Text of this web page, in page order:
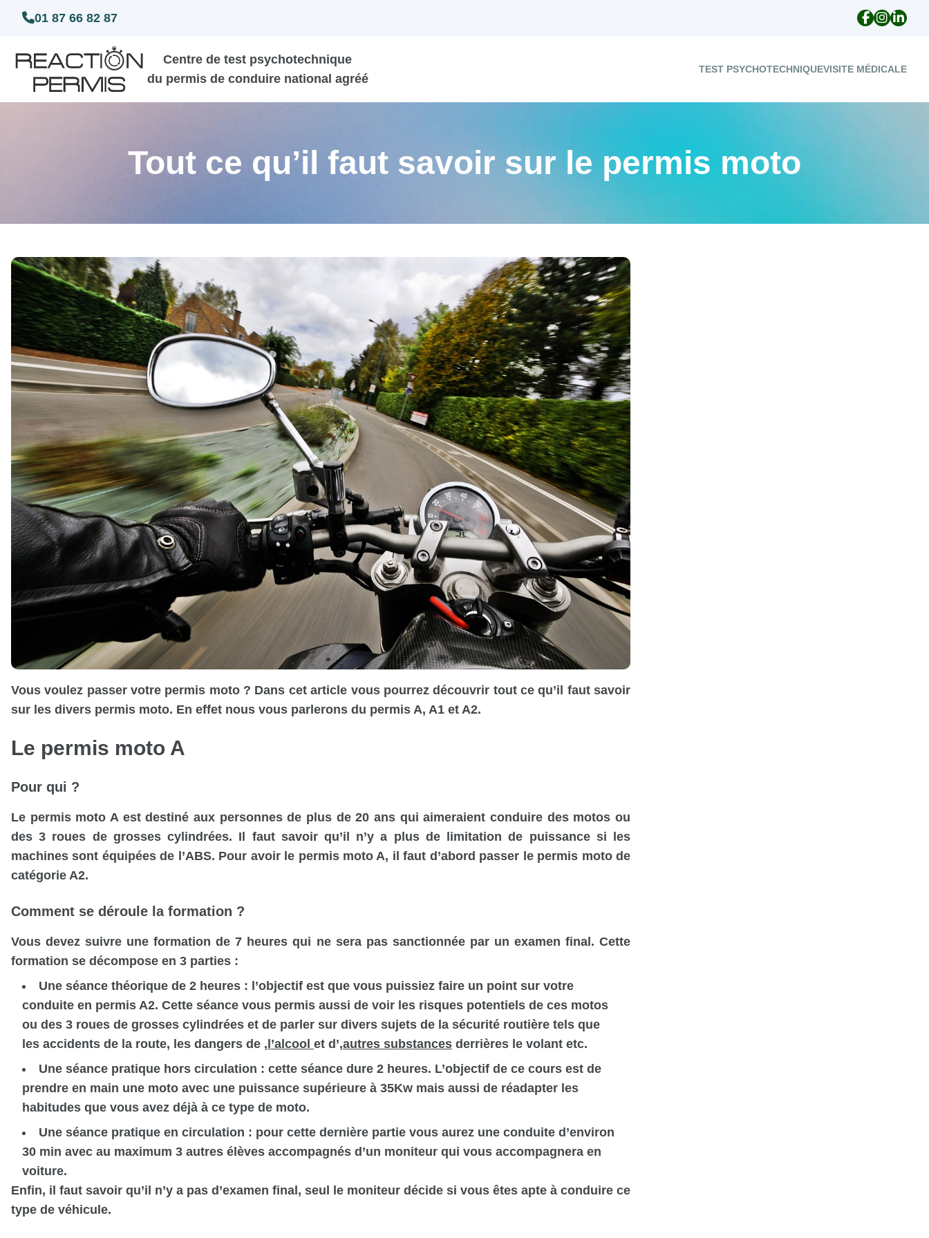
01 87 66 82 87
Centre de test psychotechnique
du permis de conduire national agréé
TEST PSYCHOTECHNIQUEVISITE MÉDICALE
Tout ce qu’il faut savoir sur le permis moto
Vous voulez passer votre permis moto ? Dans cet article vous pourrez découvrir tout ce qu’il faut savoir
sur les divers permis moto. En effet nous vous parlerons du permis A, A1 et A2.
Le permis moto A
Pour qui ?
Le permis moto A est destiné aux personnes de plus de 20 ans qui aimeraient conduire des motos ou
des 3 roues de grosses cylindrées. Il faut savoir qu’il n’y a plus de limitation de puissance si les
machines sont équipées de l’ABS. Pour avoir le permis moto A, il faut d’abord passer le permis moto de
catégorie A2.
Comment se déroule la formation ?
Vous devez suivre une formation de 7 heures qui ne sera pas sanctionnée par un examen final. Cette
formation se décompose en 3 parties :
Une séance théorique de 2 heures : l’objectif est que vous puissiez faire un point sur votre
conduite en permis A2. Cette séance vous permis aussi de voir les risques potentiels de ces motos
ou des 3 roues de grosses cylindrées et de parler sur divers sujets de la sécurité routière tels que
les accidents de la route, les dangers de , l’alcool et d’,autres substances derrières le volant etc.
Une séance pratique hors circulation : cette séance dure 2 heures. L’objectif de ce cours est de
prendre en main une moto avec une puissance supérieure à 35Kw mais aussi de réadapter les
habitudes que vous avez déjà à ce type de moto.
Une séance pratique en circulation : pour cette dernière partie vous aurez une conduite d’environ
30 min avec au maximum 3 autres élèves accompagnés d’un moniteur qui vous accompagnera en
voiture.
Enfin, il faut savoir qu’il n’y a pas d’examen final, seul le moniteur décide si vous êtes apte à conduire ce
type de véhicule.